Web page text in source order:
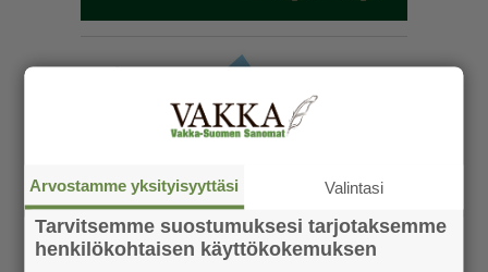
Arvostamme yksityisyyttäsi Valintasi
Tarvitsemme suostumuksesi tarjotaksemme
henkilökohtaisen käyttökokemuksen